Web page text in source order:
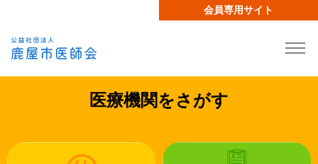
会員専用サイト
医療機関をさがす